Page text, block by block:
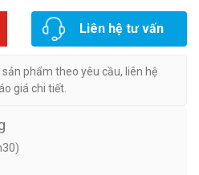
Liên hệ tư vấn
phẩm theo yêu cầu, liên hệ
giá chi tiết.